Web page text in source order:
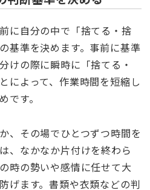
に自分の中で「捨てる・捨
基準を決めます。事前に基準
けの際に瞬時に「捨てる・
によって、作業時間を短縮し
です。
、その場でひとつずつ時間を
、なかなか片付けを終わら
時の勢いや感情に任せて大
げます。書類や衣類などの判